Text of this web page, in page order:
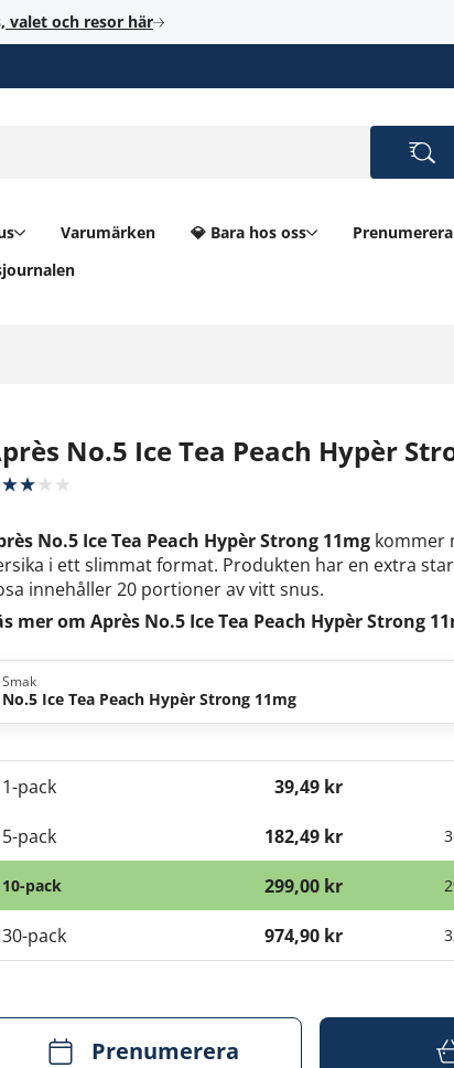
valet och resor här
Varumärken 💎 Bara hos oss
Prenumerera
No.5 Ice Tea Peach Hypèr
No.5 Ice Tea Peach Hypèr Strong 11mg kommer
i ett slimmat format. Produkten har en extra
innehåller 20 portioner av vitt snus.
mer om Après No.5 Ice Tea Peach Hypèr Strong
Smak
No.5 Ice Tea Peach Hypèr Strong 11mg
1-pack 39,49 kr
5-pack 182,49 kr
10-pack 299,00 kr
30-pack 974,90 kr
Prenumerera